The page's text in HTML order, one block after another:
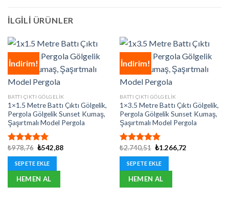
İLGILI ÜRÜNLER
İndirim!
BATTI ÇIKTI GÖLGELIK
1×1.5 Metre Battı Çıktı Gölgelik,
Pergola Gölgelik Sunset Kumaş,
Şaşırtmalı Model Pergola
5 üzerinden
5.00oy
aldı
₺978,76 Orijinal
₺978,76.
₺542,88Şu
SEPETE EKLE
HEMEN AL
İndirim!
BATTI ÇIKTI GÖLGELIK
1×3.5 Metre Battı Çıktı Gölgelik,
Pergola Gölgelik Sunset Kumaş,
Şaşırtmalı Model Pergola
5 üzerinden
5.00oy
aldı
₺2.740,51 Orijinal
₺2.740,51.
₺1.266,72Şu
SEPETE EKLE
HEMEN AL